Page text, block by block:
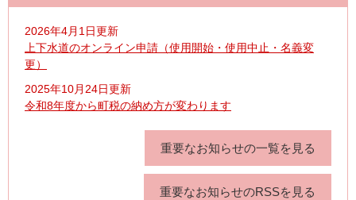
2026年4月1日更新
上下水道のオンライン申請（使用開始・使用中止・名義変
更）
2025年10月24日更新
令和8年度から町税の納め方が変わります
重要なお知らせの一覧を見る
重要なお知らせのRSSを見る